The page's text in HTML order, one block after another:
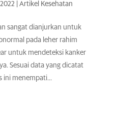
Artikel Kesehatan
sangat dianjurkan untuk
pada leher rahim
untuk mendeteksi kanker
Sesuai data yang dicatat
ini menempati...